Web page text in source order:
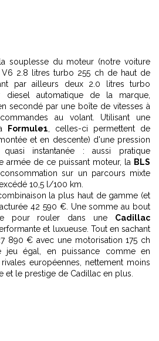
souplesse du moteur (notre voiture
2.8 litres turbo 255 ch de haut de
par ailleurs deux 2.0 litres turbo
automatique de la marque,
secondé par une boîte de vitesses à
au volant. Utilisant une
Formule1 , celles-ci permettent de
et en descente) d'une pression
instantanée : aussi pratique
armée de ce puissant moteur, la BLS
sur un parcours mixte
10,5 l/100 km.
la plus haut de gamme (et
42 590 €. Une somme au bout
pour rouler dans une Cadillac
et luxueuse. Tout en sachant
890 € avec une motorisation 175 ch
égal, en puissance comme en
européennes, nettement moins
et le prestige de Cadillac en plus.